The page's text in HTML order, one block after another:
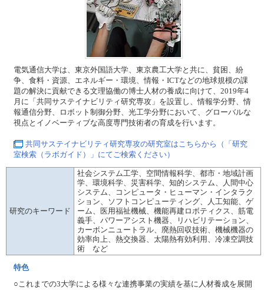
電気通信大学は、東京外国語大学、東京農工大学と共に、貧困、紛
争、食料・資源、エネルギー・環境、情報・ICTなどの地球規模の課
題の解決に貢献できる文理協働の博士人材の養成に向けて、2019年4
月に「共同サステイナビリティ研究専攻」を設置し、情報学分野、情
報通信分野、ロボット制御分野、光工学分野において、グローバルな
視点とイノベーティブな高度専門技術者の育成を行います。
共同サステイナビリティ研究専攻の研究室はこちらから（「研究
室検索（ラボガイド）」にてご検索ください）
研究のキーワード
社会システム工学、空間情報科学、都市・地域計画
学、環境科学、災害科学、知的システム、人間中心
システム、コンピュータ・ヒューマン・インタラク
ション、ソフトコンピューティング、人工知能、ゲ
ーム、医用福祉機械、機能再建ロボティクス、筋電
義手、パワーアシスト機器、リハビリテーション、
カーボンニュートラル、廃熱回収技術、機械機器の
効率向上、熱交換器、太陽熱有効利用、冷凍空調技
術 など
特色
○これまでの3大学による様々な連携事業の実績を基に人材養成を展開